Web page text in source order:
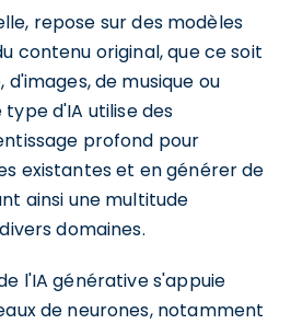
repose sur des modèles
contenu original, que ce soit
de musique ou
d'IA utilise des
profond pour
existantes et en générer de
ainsi une multitude
domaines.
l'IA générative s'appuie
de neurones, notamment